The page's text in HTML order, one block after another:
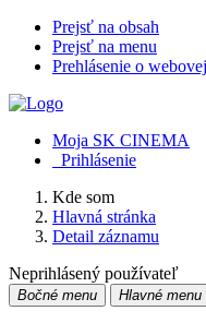
Prejsť na obsah
Prejsť na menu
Prehlásenie o
Moja SK CINEMA
Prihlásenie
Kde som
Hlavná stránka
Detail záznamu
Neprihlásený používateľ
Bočné menu Hlavné menu